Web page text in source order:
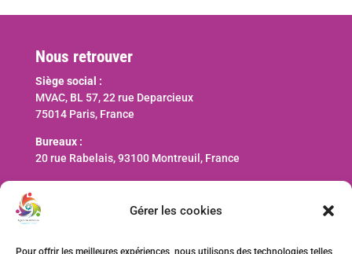
Gérer les cookies
Pour offrir les meilleures expériences, nous utilisons des technologies telles
Nous retrouver
Siège social :
MVAC, BL 57, 22 rue Deparcieux
75014 Paris, France
Bureaux :
20 rue Rabelais, 93100 Montreuil, France
Nous contacter